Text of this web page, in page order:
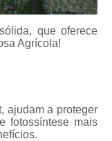
Mini Túnel
Mini Túnel para
para Cobertura
Plásticos
que oferece
Agrícola!
ajudam a proteger
fotossíntese mais